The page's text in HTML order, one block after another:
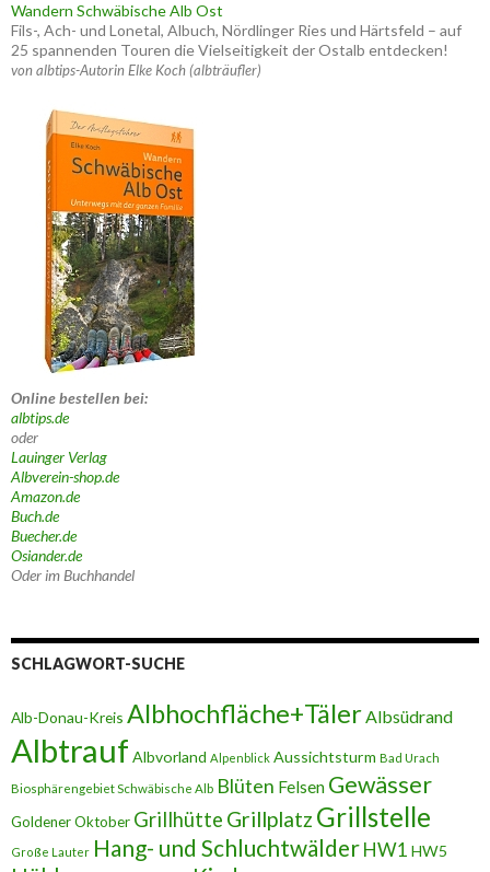
Wandern Schwäbische Alb Ost
Fils-, Ach- und Lonetal, Albuch, Nördlinger Ries und Härtsfeld – auf
25 spannenden Touren die Vielseitigkeit der Ostalb entdecken!
von albtips-Autorin Elke Koch (albträufler)
Online bestellen bei:
albtips.de
oder
Lauinger Verlag
Albverein-shop.de
Amazon.de
Buch.de
Buecher.de
Osiander.de
Oder im Buchhandel
SCHLAGWORT-SUCHE
Alb-Donau-Kreis Albhochfläche+TälerAlbsüdrand
Albtrauf Albvorland Alpenblick Aussichtsturm Bad Urach
Biosphärengebiet Schwäbische Alb Blüten Felsen Gewässer
Goldener Oktober Grillhütte Grillplatz Grillstelle
Große Lauter Hang- und SchluchtwälderHW1 HW5